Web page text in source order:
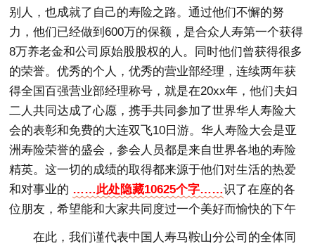
别人，也成就了自己的寿险之路。通过他们不懈的努
力，他们已经做到600万的保额，是合众人寿第一个获得
8万养老金和公司原始股股权的人。同时他们曾获得很多
的荣誉。优秀的个人，优秀的营业部经理，连续两年获
得全国百强营业部经理称号，就是在20xx年，他们夫妇
二人共同达成了心愿，携手共同参加了世界华人寿险大
会的表彰和免费的大连双飞10日游。华人寿险大会是亚
洲寿险荣誉的盛会，参会人员都是来自世界各地的寿险
精英。这一切的成绩的取得都来源于他们对生活的热爱
和对事业的 ……此处隐藏10625个字……识了在座的各
位朋友，希望能和大家共同度过一个美好而愉快的下午
在此，我们谨代表中国人寿马鞍山分公司的全体同